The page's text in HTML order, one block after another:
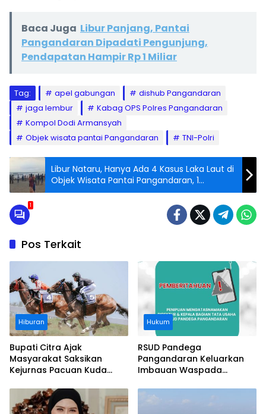
Baca Juga Libur Panjang, Pantai
Pangandaran Dipadati Pengunjung,
Pendapatan Hampir Rp 1 Miliar
Tag: apel gabungan
dishub Pangandaran
jaga lembur
Kabag OPS Polres Pangandaran
Kompol Dodi Armansyah
Objek wisata pantai Pangandaran
TNI-Polri
Libur Nataru, Hanya Ada 4 Kasus Laka Laut di
Objek Wisata Pantai Pangandaran, 1
Diantaranya MD
1
Pos Terkait
Hiburan
Bupati Citra Ajak
Masyarakat Saksikan
Kejurnas Pacuan Kuda
Legokjawa
Hukum
RSUD Pandega
Pangandaran Keluarkan
Imbauan Waspada